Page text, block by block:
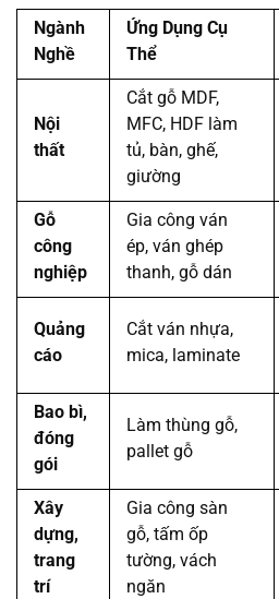
Ngành
Nghề
Ứng Dụng Cụ
Thể
Nội
thất
Cắt gỗ MDF,
MFC, HDF làm
tủ, bàn, ghế,
giường
Gỗ
công
nghiệp
Gia công ván
ép, ván ghép
thanh, gỗ dán
Quảng
cáo
Cắt ván nhựa,
mica, laminate
Bao bì,
đóng
gói
Làm thùng gỗ,
pallet gỗ
Xây
dựng,
trang
trí
Gia công sàn
gỗ, tấm ốp
tường, vách
ngăn